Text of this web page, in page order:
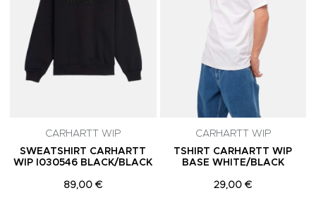
CARHARTT WIP
SWEATSHIRT CARHARTT
WIP I030546 BLACK/BLACK
89,00 €
CARHARTT WIP
TSHIRT CARHARTT WIP
BASE WHITE/BLACK
29,00 €